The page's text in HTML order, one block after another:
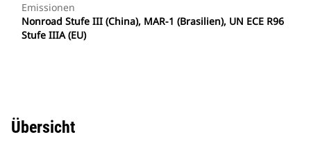
Emissionen
Nonroad Stufe III (China), MAR-1 (Brasilien), UN ECE R96
Stufe IIIA (EU)
Übersicht